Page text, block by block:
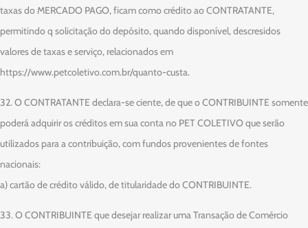
taxas do MERCADO PAGO, ficam como crédito ao CONTRATANTE,
permitindo q solicitação do depósito, quando disponível, descresidos
valores de taxas e serviço, relacionados em
https://www.petcoletivo.com.br/quanto-custa.
32. O CONTRATANTE declara-se ciente, de que o CONTRIBUINTE somente
poderá adquirir os créditos em sua conta no PET COLETIVO que serão
utilizados para a contribuição, com fundos provenientes de fontes
nacionais:
a) cartão de crédito válido, de titularidade do CONTRIBUINTE.
33. O CONTRIBUINTE que desejar realizar uma Transação de Comércio